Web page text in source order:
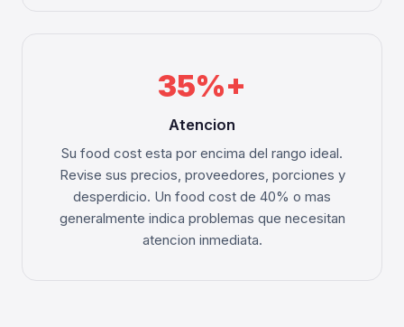
35%+
Atencion
Su food cost esta por encima del rango ideal.
Revise sus precios, proveedores, porciones y
desperdicio. Un food cost de 40% o mas
generalmente indica problemas que necesitan
atencion inmediata.